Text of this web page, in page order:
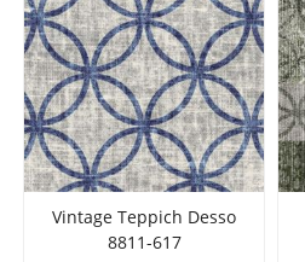
Vintage Teppich Desso
8811-617